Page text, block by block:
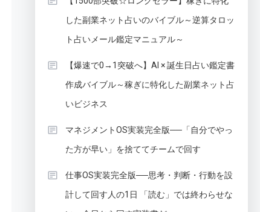
した副業ネット占いのバイブル～逆算タロッ
ト占いメール鑑定マニュアル～
【爆速で0→1突破へ】AI × 誕生日占い鑑定書
作成バイブル～稼ぎに特化した副業ネット占
いビジネス
マネジメントOS実装完全版──「自分でやっ
た方が早い」を捨ててチームで回す
仕事OS実装完全版──思考・判断・行動を設
計して回す人の1日 「読む」では終わらせな